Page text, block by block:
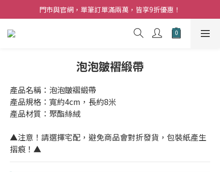
夏日購花福利．消費不限金額【贈】乾燥玫瑰乙束
門市與官網，單筆訂單滿兩萬，皆享9折優惠！
夏日購花福利．消費不限金額【贈】乾燥玫瑰乙束
泡泡皺褶緞帶
產品名稱：泡泡皺褶緞帶
產品規格：寬約4cm，長約8米
產品材質：聚酯絲絨
▲注意！請選擇宅配，避免商品會對折發貨，包裝紙產生
摺痕！▲